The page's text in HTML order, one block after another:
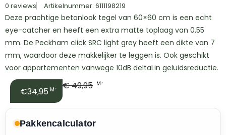
0 reviews Artikelnummer: 6111198219
Deze prachtige betonlook tegel van 60×60 cm is een echt
eye-catcher en heeft een extra matte toplaag van 0,55
mm. De Peckham click SRC light grey heeft een dikte van 7
mm, waardoor deze makkelijker te leggen is. Ook geschikt
voor appartementen vanwege 10dB deltaLin geluidsreductie.
€34,95 M² €49,95 M²
Pakkencalculator